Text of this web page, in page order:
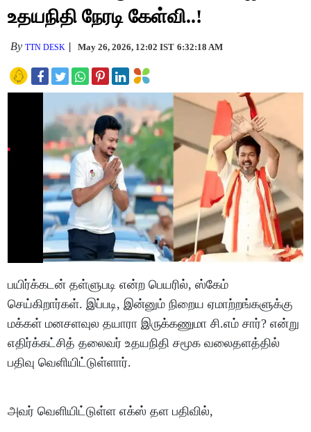
உதயநிதி நேரடி கேள்வி..!
ByTTN DESK May 26, 2026, 12:02 IST 6:32:18 AM
பயிர்க்கடன் தள்ளுபடி என்ற பெயரில், ஸ்கேம்
செய்கிறார்கள். இப்படி, இன்னும் நிறைய ஏமாற்றங்களுக்கு
மக்கள் மனசளவுல தயாரா இருக்கணுமா சி.எம் சார்? என்று
எதிர்க்கட்சித் தலைவர் உதயநிதி சமூக வலைதளத்தில்
பதிவு வெளியிட்டுள்ளார்.
அவர் வெளியிட்டுள்ள எக்ஸ் தள பதிவில்,